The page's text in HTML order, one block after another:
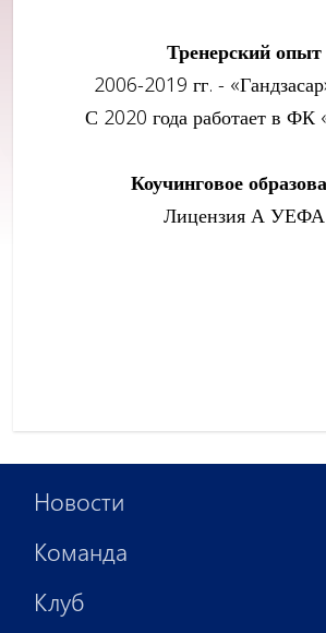
Тренерский опыт
2006-2019 гг. -
С 2020 года работает в ФК
Коучинговое
Лицензия А УЕФА
Новости
Команда
Клуб